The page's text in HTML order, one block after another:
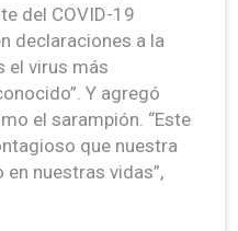
del COVID-19
declaraciones a la
el virus más
Y agregó
el sarampión. “Este
que nuestra
nuestras vidas”,